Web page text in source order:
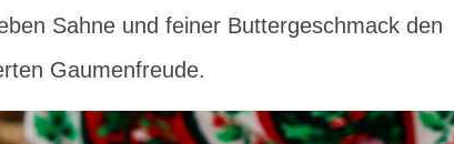
Sahne und feiner Buttergeschmack den
Gaumenfreude.